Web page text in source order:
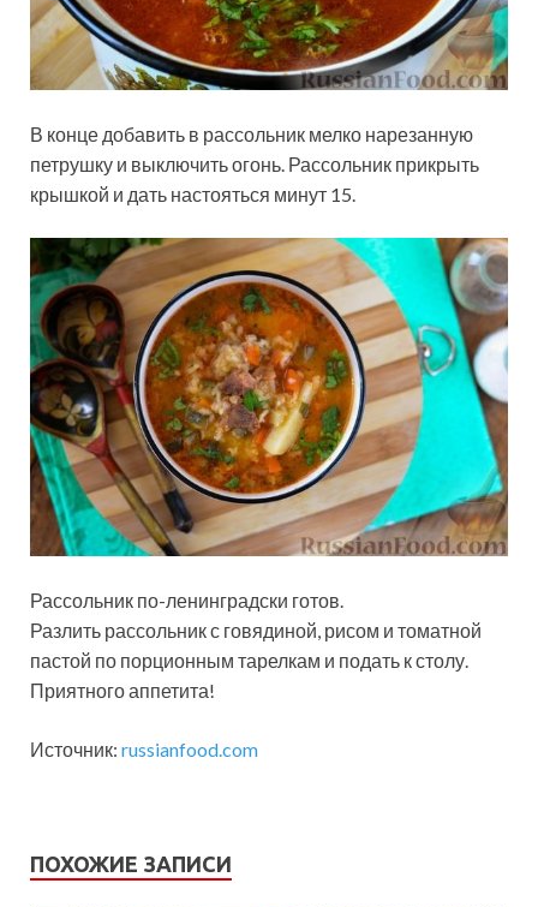
В конце добавить в рассольник мелко нарезанную
петрушку и выключить огонь. Рассольник прикрыть
крышкой и дать настояться минут 15.
Рассольник по-ленинградски готов.
Разлить рассольник с говядиной, рисом и томатной
пастой по порционным тарелкам и подать к столу.
Приятного аппетита!
Источник: russianfood.com
ПОХОЖИЕ ЗАПИСИ